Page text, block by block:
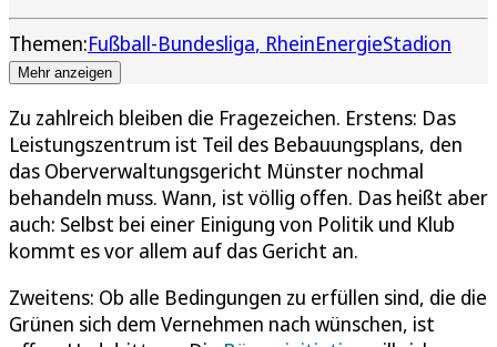
Themen:Fußball-Bundesliga RheinEnergieStadion
Mehr anzeigen
Zu zahlreich bleiben die Fragezeichen. Erstens: Das
Leistungszentrum ist Teil des Bebauungsplans, den
das Oberverwaltungsgericht Münster nochmal
behandeln muss. Wann, ist völlig offen. Das heißt aber
auch: Selbst bei einer Einigung von Politik und Klub
kommt es vor allem auf das Gericht an.
Zweitens: Ob alle Bedingungen zu erfüllen sind, die die
Grünen sich dem Vernehmen nach wünschen, ist